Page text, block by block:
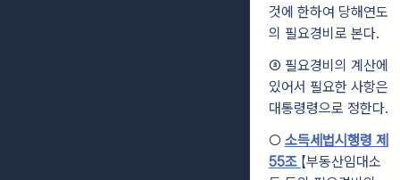
것에 한하여 당해연도
의 필요경비로 본다.
③ 필요경비의 계산에
있어서 필요한 사항은
대통령령으로 정한다.
○ 소득세법시행령 제
55조 【부동산임대소